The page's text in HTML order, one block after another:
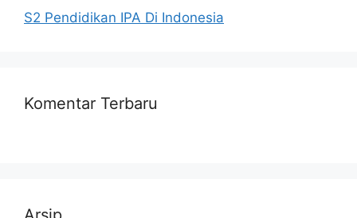
S2 Pendidikan IPA Di Indonesia
Komentar Terbaru